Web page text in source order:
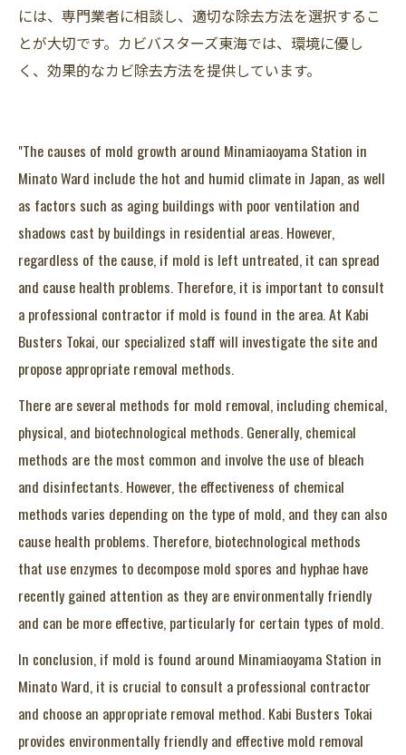
には、専門業者に相談し、適切な除去方法を選択するこ
とが大切です。カビバスターズ東海では、環境に優し
く、効果的なカビ除去方法を提供しています。
"The causes of mold growth around Minamiaoyama Station in
Minato Ward include the hot and humid climate in Japan, as well
as factors such as aging buildings with poor ventilation and
shadows cast by buildings in residential areas. However,
regardless of the cause, if mold is left untreated, it can spread
and cause health problems. Therefore, it is important to consult
a professional contractor if mold is found in the area. At Kabi
Busters Tokai, our specialized staff will investigate the site and
propose appropriate removal methods.
There are several methods for mold removal, including chemical,
physical, and biotechnological methods. Generally, chemical
methods are the most common and involve the use of bleach
and disinfectants. However, the effectiveness of chemical
methods varies depending on the type of mold, and they can also
cause health problems. Therefore, biotechnological methods
that use enzymes to decompose mold spores and hyphae have
recently gained attention as they are environmentally friendly
and can be more effective, particularly for certain types of mold.
In conclusion, if mold is found around Minamiaoyama Station in
Minato Ward, it is crucial to consult a professional contractor
and choose an appropriate removal method. Kabi Busters Tokai
provides environmentally friendly and effective mold removal